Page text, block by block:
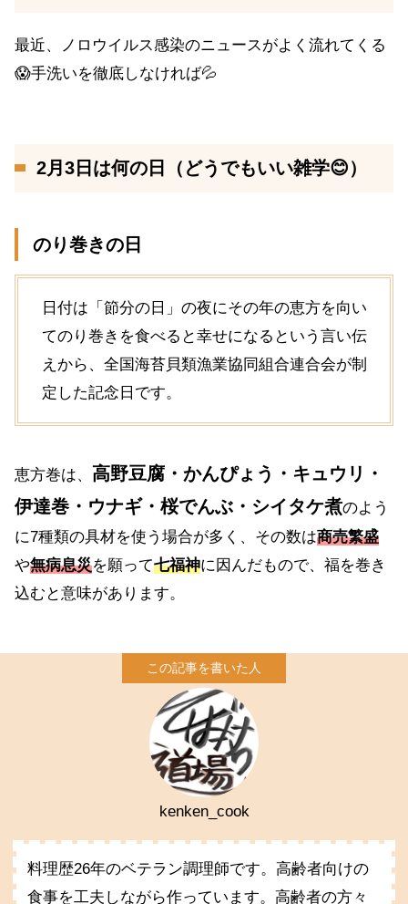
最近、ノロウイルス感染のニュースがよく流れてくる
😱手洗いを徹底しなければ💦
2月3日は何の日（どうでもいい雑学😊）
のり巻きの日
日付は「節分の日」の夜にその年の恵方を向い
てのり巻きを食べると幸せになるという言い伝
えから、全国海苔貝類漁業協同組合連合会が制
定した記念日です。
恵方巻は、 高野豆腐・かんぴょう・キュウリ・
伊達巻・ウナギ・桜でんぶ・シイタケ煮のよう
に7種類の具材を使う場合が多く、その数は商売繁盛
や無病息災を願って七福神に因んだもので、福を巻き
込むと意味があります。
kenken_cook
料理歴26年のベテラン調理師です。高齢者向けの
食事を工夫しながら作っています。高齢者の方々